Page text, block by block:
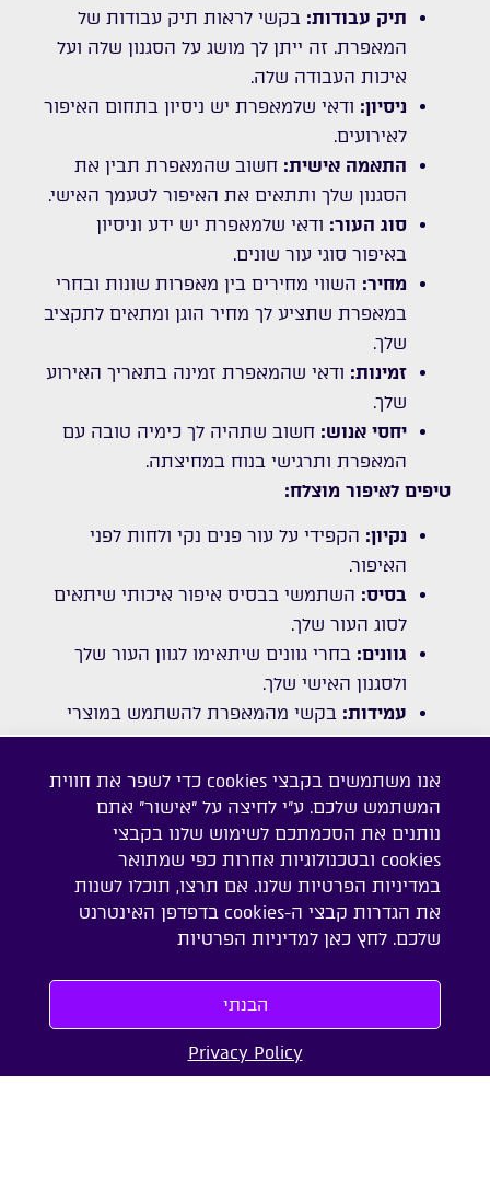
אנו משתמשים בקבצי cookies כדי לשפר את חווית
המשתמש שלכם. ע"י לחיצה על "אישור" אתם
נותנים את הסכמתכם לשימוש שלנו בקבצי
cookies ובטכנולוגיות אחרות כפי שמתואר
במדיניות הפרטיות שלנו. אם תרצו, תוכלו לשנות
את הגדרות קבצי ה-cookies בדפדפן האינטרנט
שלכם. לחץ כאן למדיניות הפרטיות
הבנתי
Privacy Policy
תיק עבודות: בקשי לראות תיק עבודות של
המאפרת. זה ייתן לך מושג על הסגנון שלה ועל
איכות העבודה שלה.
ניסיון: ודאי שלמאפרת יש ניסיון בתחום האיפור
לאירועים.
התאמה אישית: חשוב שהמאפרת תבין את
הסגנון שלך ותתאים את האיפור לטעמך האישי.
סוג העור: ודאי שלמאפרת יש ידע וניסיון
באיפור סוגי עור שונים.
מחיר: השווי מחירים בין מאפרות שונות ובחרי
במאפרת שתציע לך מחיר הוגן ומתאים לתקציב
שלך.
זמינות: ודאי שהמאפרת זמינה בתאריך האירוע
שלך.
יחסי אנוש: חשוב שתהיה לך כימיה טובה עם
המאפרת ותרגישי בנוח במחיצתה.
טיפים לאיפור מוצלח:
נקיון: הקפידי על עור פנים נקי ולחות לפני
האיפור.
בסיס: השתמשי בבסיס איפור איכותי שיתאים
לסוג העור שלך.
גוונים: בחרי גוונים שיתאימו לגוון העור שלך
ולסגנון האישי שלך.
עמידות: בקשי מהמאפרת להשתמש במוצרי
איפור עמידים שיחזיקו מעמד לאורך כל האירוע.
גימור:בקשי מהמאפרת להשתמש בפודרה
שקופה שתקבע את האיפור ותמנע ברק.
לסיכום:
בחירת מאפרת לאירוע היא החלטה חשובה שיכולה
להשפיע רבות על איך תיראי ותרגישי ביום המיוחד
שלך. הקדישי זמן למחקר ולבחירה, ודאגי לבחור
וגם לתקציב שהגדרת לעצמך.
כנסי לראות את נבחרת המאפרות המעולות של
.